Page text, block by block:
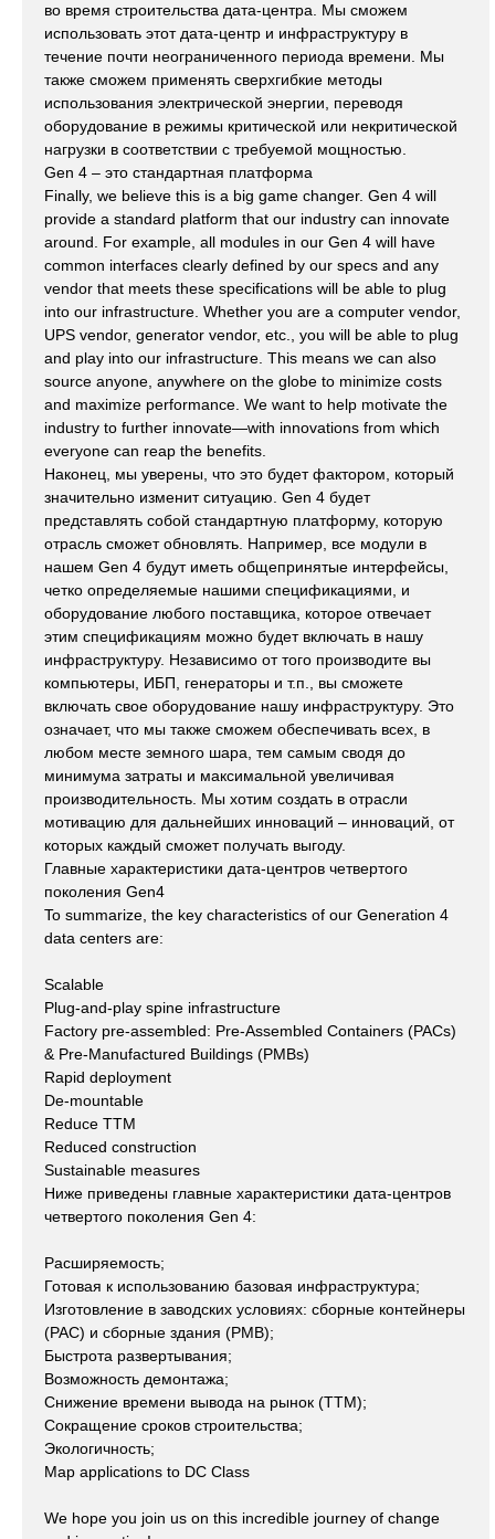
во время строительства дата-центра. Мы сможем
использовать этот дата-центр и инфраструктуру в
течение почти неограниченного периода времени. Мы
также сможем применять сверхгибкие методы
использования электрической энергии, переводя
оборудование в режимы критической или некритической
нагрузки в соответствии с требуемой мощностью.
Gen 4 – это стандартная платформа
Finally, we believe this is a big game changer. Gen 4 will
provide a standard platform that our industry can innovate
around. For example, all modules in our Gen 4 will have
common interfaces clearly defined by our specs and any
vendor that meets these specifications will be able to plug
into our infrastructure. Whether you are a computer vendor,
UPS vendor, generator vendor, etc., you will be able to plug
and play into our infrastructure. This means we can also
source anyone, anywhere on the globe to minimize costs
and maximize performance. We want to help motivate the
industry to further innovate—with innovations from which
everyone can reap the benefits.
Наконец, мы уверены, что это будет фактором, который
значительно изменит ситуацию. Gen 4 будет
представлять собой стандартную платформу, которую
отрасль сможет обновлять. Например, все модули в
нашем Gen 4 будут иметь общепринятые интерфейсы,
четко определяемые нашими спецификациями, и
оборудование любого поставщика, которое отвечает
этим спецификациям можно будет включать в нашу
инфраструктуру. Независимо от того производите вы
компьютеры, ИБП, генераторы и т.п., вы сможете
включать свое оборудование нашу инфраструктуру. Это
означает, что мы также сможем обеспечивать всех, в
любом месте земного шара, тем самым сводя до
минимума затраты и максимальной увеличивая
производительность. Мы хотим создать в отрасли
мотивацию для дальнейших инноваций – инноваций, от
которых каждый сможет получать выгоду.
Главные характеристики дата-центров четвертого
поколения Gen4
To summarize, the key characteristics of our Generation 4
data centers are:
Scalable
Plug-and-play spine infrastructure
Factory pre-assembled: Pre-Assembled Containers (PACs)
& Pre-Manufactured Buildings (PMBs)
Rapid deployment
De-mountable
Reduce TTM
Reduced construction
Sustainable measures
Ниже приведены главные характеристики дата-центров
четвертого поколения Gen 4:
Расширяемость;
Готовая к использованию базовая инфраструктура;
Изготовление в заводских условиях: сборные контейнеры
(PAC) и сборные здания (PMB);
Быстрота развертывания;
Возможность демонтажа;
Снижение времени вывода на рынок (TTM);
Сокращение сроков строительства;
Экологичность;
Map applications to DC Class
We hope you join us on this incredible journey of change